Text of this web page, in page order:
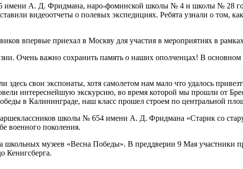
имени А. Д. Фридмана, наро-фоминской школы № 4 и школы № 28
видеоотчеты о полевых экспедициях. Ребята узнали о том,
впервые приехал в Москву для участия в мероприятиях в
Очень важно сохранить память о наших ополченцах! В
свои экспонаты, хотя самолетом нам мало что удалось
интереснейшую экскурсию, во время которой мы прошли от
в Калининграде, наш класс прошел строем по центральной
школы № 654 имени А. Д. Фридмана «Старик со
военного поколения.
школьных музеев «Весна Победы». В преддверии 9 Мая
Кенигсберга.